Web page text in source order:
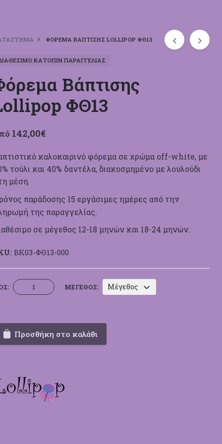
ΦΌΡΕΜΑ ΒΆΠΤΙΣΗΣ LOLLIPOP ΦΘ13
ΚΑΤΌΠΙΝ ΠΑΡΑΓΓΕΛΊΑΣ
Βάπτισης
ΦΘ13
142,00€
καλοκαιρινό φόρεμα σε χρώμα off-white, με
τούλι και 40% δαντέλα, διακοσμημένο με λουλούδι
μέση.
παράδοσης 15 εργάσιμες ημέρες από την
της παραγγελίας.
σε μέγεθος 12-18 μηνών και 18-24 μηνών.
BK03-ΦΘ13-000
Φόρεμα
Βάπτισης
ΦΘ13
ποσότητα
ΜΈΓΕΘΟΣ: Μέγεθος
Προσθήκη στο καλάθι